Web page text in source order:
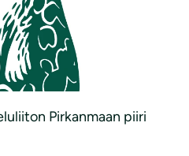
Pirkanmaan piiri